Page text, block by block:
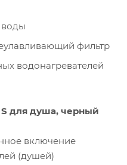
воды
фильтр
водонагревателей
S для душа, черный
включение
(душей)